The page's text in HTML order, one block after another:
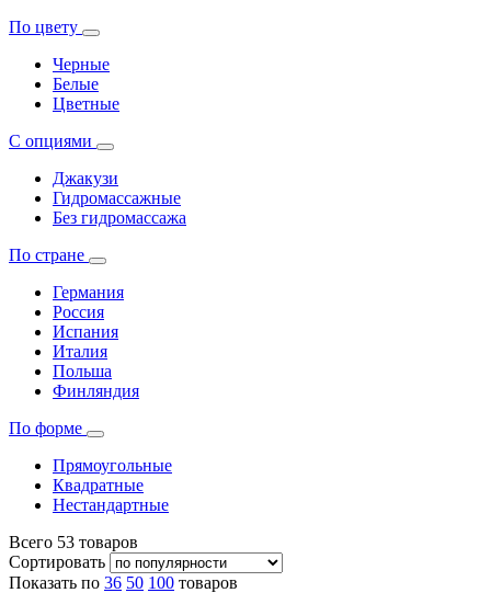
По цвету
Черные
Белые
Цветные
С опциями
Джакузи
Гидромассажные
Без гидромассажа
По стране
Германия
Россия
Испания
Италия
Польша
Финляндия
По форме
Прямоугольные
Квадратные
Нестандартные
Всего 53 товаров
Сортировать
Показать по 36 50 100 товаров